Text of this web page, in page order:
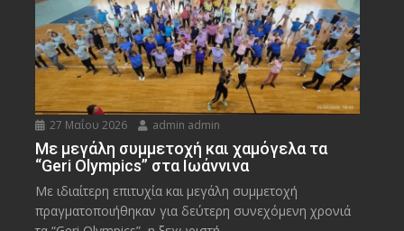
27 Μαΐου 2026 admin admin
Με μεγάλη συμμετοχή και χαμόγελα τα
“Geri Olympics” στα Ιωάννινα
Με ιδιαίτερη επιτυχία και μεγάλη συμμετοχή
πραγματοποιήθηκαν για δεύτερη συνεχόμενη χρονιά